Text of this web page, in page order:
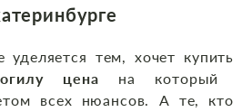
уделяется тем, хочет купить
цена на который
всех нюансов. А те, кто